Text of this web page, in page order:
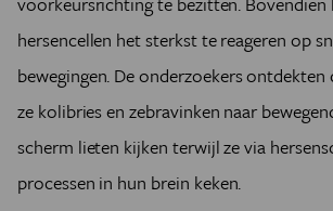
hersencellen het sterkst te reageren op
bewegingen. De onderzoekers
ze kolibries en zebravinken naar
scherm lieten kijken terwijl ze via
processen in hun brein keken.